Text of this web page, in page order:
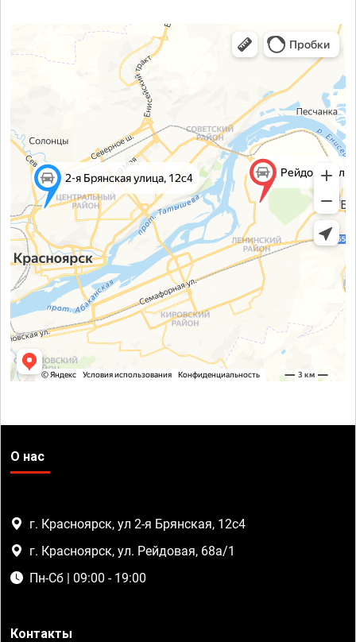
О нас
г. Красноярск, ул 2-я Брянская, 12с4
г. Красноярск, ул. Рейдовая, 68а/1
Пн-Сб | 09:00 - 19:00
Контакты